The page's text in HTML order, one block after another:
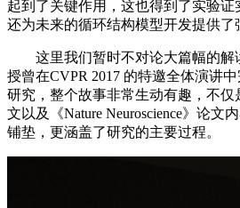
起到了关键作用，这也得到了实验
还为未来的循环结构模型开发提供了
这里我们暂时不对论大篇幅的解读
授曾在CVPR 2017 的特邀全体演讲
研究，整个故事非常生动有趣，不仅
文以及《Nature Neuroscience》论文
铺垫，更涵盖了研究的主要过程。